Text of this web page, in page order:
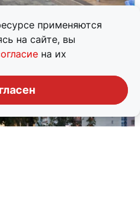
применяются
на сайте, вы
на их
атаки БПЛА и